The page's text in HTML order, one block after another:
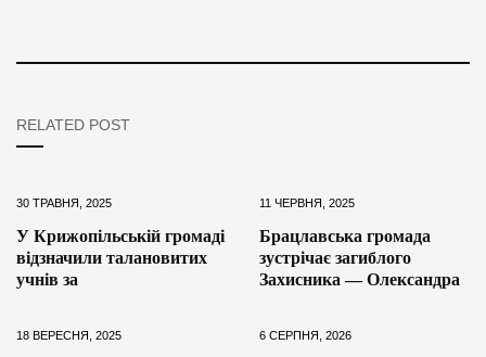
RELATED POST
30 ТРАВНЯ, 2025
У Крижопільській громаді
відзначили талановитих
учнів за
11 ЧЕРВНЯ, 2025
Брацлавська громада
зустрічає загиблого
Захисника — Олександра
18 ВЕРЕСНЯ, 2025 6 СЕРПНЯ, 2026